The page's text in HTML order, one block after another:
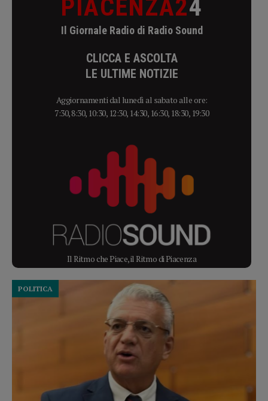
PIACENZA24
Il Giornale Radio di Radio Sound
CLICCA E ASCOLTA
LE ULTIME NOTIZIE
Aggiornamenti dal lunedì al sabato alle ore:
7:30, 8:30, 10:30, 12:30, 14:30, 16:30, 18:30, 19:30
Il Ritmo che Piace, il Ritmo di Piacenza
POLITICA